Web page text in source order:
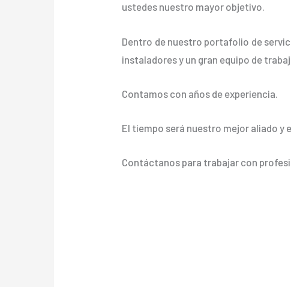
ustedes nuestro mayor objetivo.
Dentro de nuestro portafolio de
instaladores y un gran equipo de
Contamos con años de experiencia.
El tiempo será nuestro mejor aliado y
Contáctanos para trabajar con